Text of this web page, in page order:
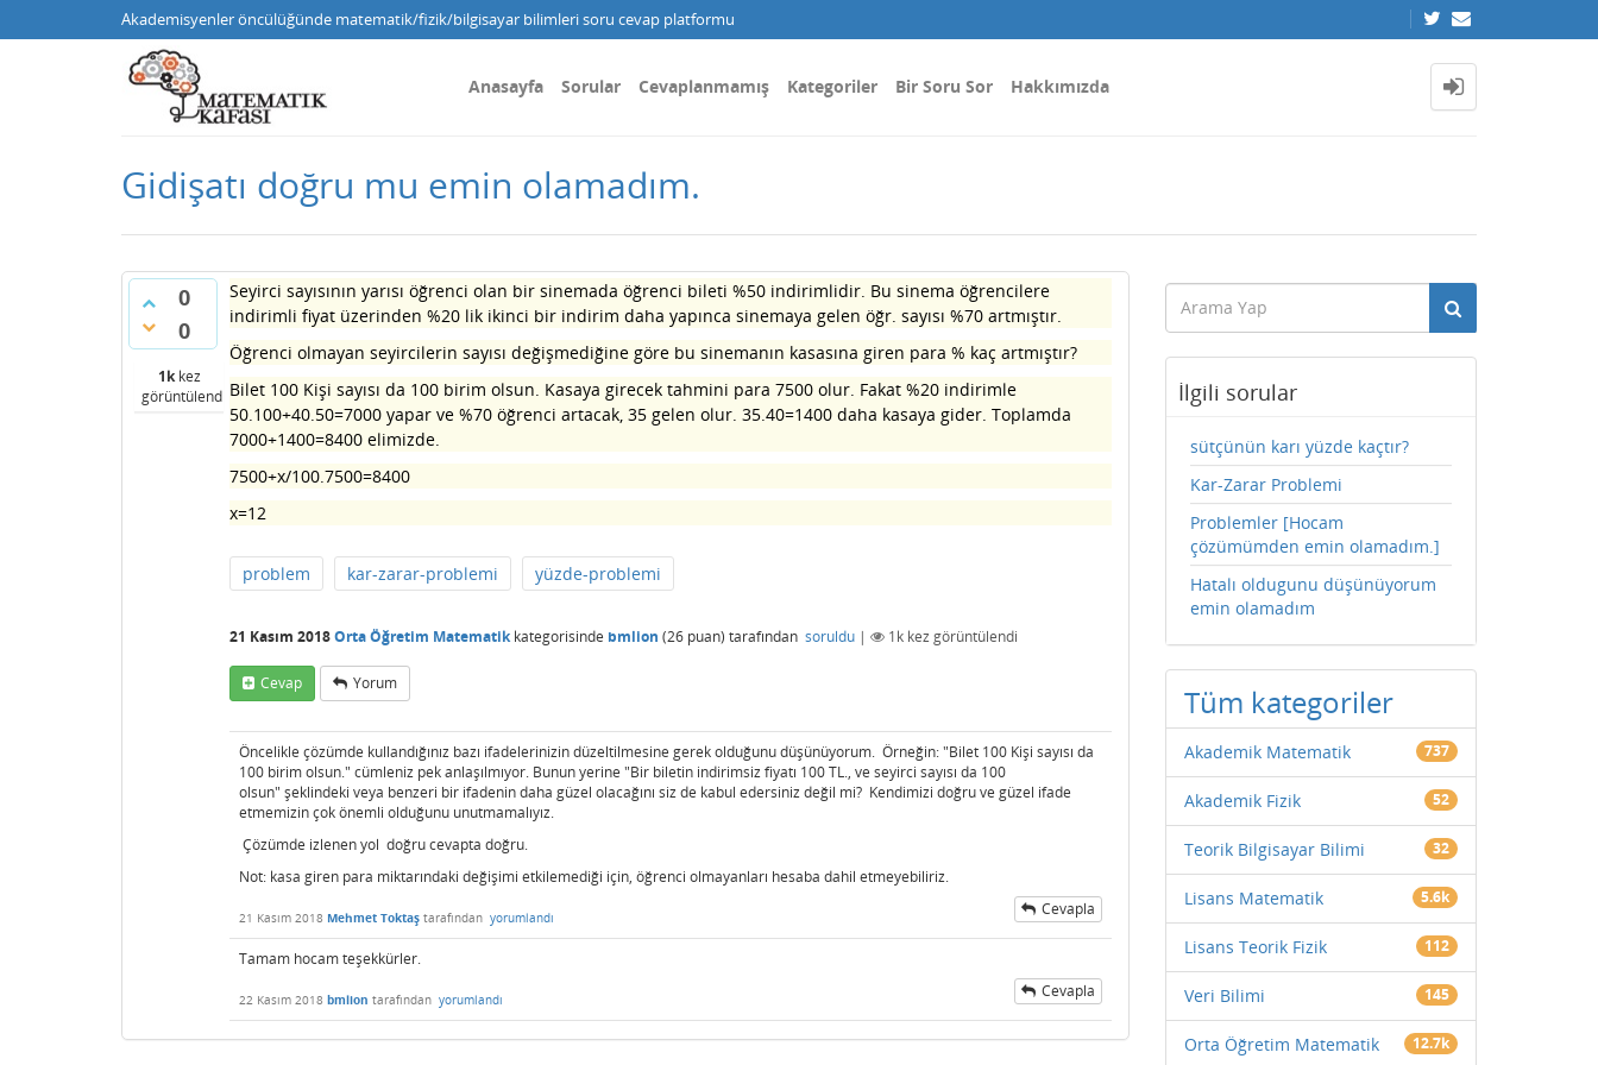
Akademisyenler öncülüğünde matematik/fizik/bilgisayar bilimleri soru cevap platformu
Anasayfa Sorular Cevaplanmamış Kategoriler Bir Soru Sor Hakkımızda
Gidişatı doğru mu emin olamadım.
0
0
1kkez
görüntülendi
Seyirci sayısının yarısı öğrenci olan bir sinemada öğrenci bileti %50 indirimlidir. Bu sinema öğrencilere
indirimli fiyat üzerinden %20 lik ikinci bir indirim daha yapınca sinemaya gelen öğr. sayısı %70 artmıştır.
Öğrenci olmayan seyircilerin sayısı değişmediğine göre bu sinemanın kasasına giren para % kaç artmıştır?
Bilet 100 Kişi sayısı da 100 birim olsun. Kasaya girecek tahmini para 7500 olur. Fakat %20 indirimle
50.100+40.50=7000 yapar ve %70 öğrenci artacak, 35 gelen olur. 35.40=1400 daha kasaya gider. Toplamda
7000+1400=8400 elimizde.
7500+x/100.7500=8400
x=12
problem kar-zarar-problemi yüzde-problemi
21 Kasım 2018Orta Öğretim Matematikkategorisinde bmlion (26 puan) tarafından soruldu | 1k kez görüntülendi
Cevap Yorum
Öncelikle çözümde kullandığınız bazı ifadelerinizin düzeltilmesine gerek olduğunu düşünüyorum. Örneğin: "Bilet 100 Kişi sayısı da
100 birim olsun." cümleniz pek anlaşılmıyor. Bunun yerine "Bir biletin indirimsiz fiyatı 100 TL., ve seyirci sayısı da 100
olsun" şeklindeki veya benzeri bir ifadenin daha güzel olacağını siz de kabul edersiniz değil mi? Kendimizi doğru ve güzel ifade
etmemizin çok önemli olduğunu unutmamalıyız.
Çözümde izlenen yol doğru cevapta doğru.
Not: kasa giren para miktarındaki değişimi etkilemediği için, öğrenci olmayanları hesaba dahil etmeyebiliriz.
21 Kasım 2018 Mehmet Toktaş tarafından yorumlandı Cevapla
Tamam hocam teşekkürler.
22 Kasım 2018 bmlion tarafından yorumlandı Cevapla
İlgili sorular
sütçünün karı yüzde kaçtır?
Kar-Zarar Problemi
Problemler [Hocam
çözümümden emin olamadım.]
Hatalı oldugunu düşünüyorum
emin olamadım
Tüm kategoriler
Akademik Matematik 737
Akademik Fizik 52
Teorik Bilgisayar Bilimi 32
Lisans Matematik 5.6k
Lisans Teorik Fizik 112
Veri Bilimi 145
Orta Öğretim Matematik 12.7k